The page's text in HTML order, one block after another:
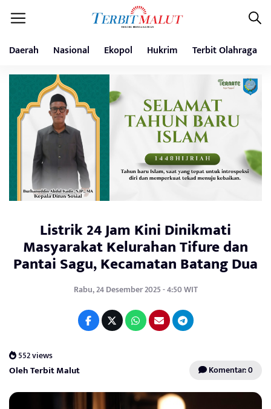
Daerah Nasional Ekopol Hukrim Terbit Olahraga
Listrik 24 Jam Kini Dinikmati
Masyarakat Kelurahan Tifure dan
Pantai Sagu, Kecamatan Batang Dua
Rabu, 24 Desember 2025 - 4:50 WIT
552 views
Oleh Terbit Malut Komentar: 0